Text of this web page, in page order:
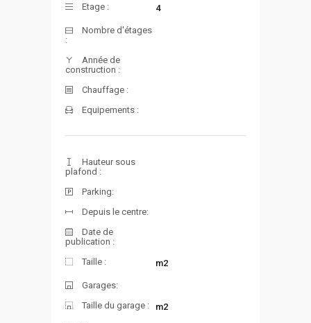
Etage : 4
Nombre d'étages
:
Année de
construction :
Chauffage :
Equipements :
Hauteur sous
plafond :
Parking:
Depuis le centre:
Date de
publication :
Taille :
m2
Garages:
Taille du garage :
m2